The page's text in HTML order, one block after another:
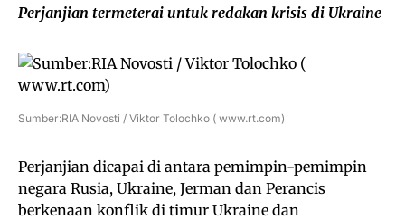
Perjanjian termeterai untuk redakan krisis di Ukraine
Sumber:RIA Novosti / Viktor Tolochko ( www.rt.com)
Perjanjian dicapai di antara pemimpin-pemimpin
negara Rusia, Ukraine, Jerman dan Perancis
berkenaan konflik di timur Ukraine dan